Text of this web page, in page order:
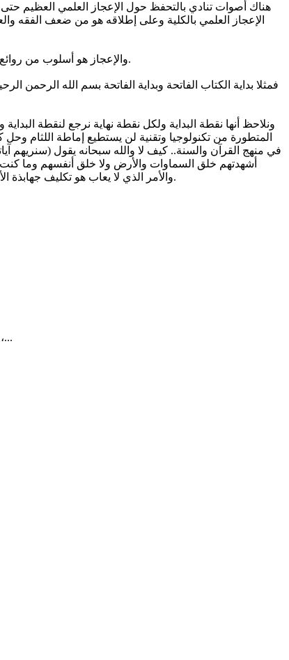
هناك أصوات تنادي بالتحفظ حول الإعجاز العلمي العظيم
الإعجاز العلمي بالكلية وعلى إطلاقه هو من ضعف الفقه
والإعجاز هو أسلوب من روائع التفكير في القرآن والآيات والربط بين كتاب الله المفتوح «الكون» وكتاب الله المحفوظ «القرآن» والفكر بداية النور والهدى. مثلما لكل شيء بداية.
فمثلا بداية الكتاب الفاتحة وبداية الفاتحة بسم الله الرحمن
ونلاحظ أنها نقطة البداية ولكل نقطة نهاية نرجع لنقطة
المتطورة من تكنولوجيا وتقنية لن يستطيع إماطة اللثام
في منهج القرآن والسنة.. كيف لا والله سبحانه يقول (سنريهم
أشهدتهم خلق السماوات والأرض ولا خلق أنفسهم وما كنت
والأمر الذي لا يعاب هو تكليف جهابذة الأمة من العلماء وأهل الألباب والرصانة، ووضع قواعد من البنى المنهجية والضوابط الشرعية، كذلك الدمج بالأصول والمراجع العلمية القديمة والثابتة.
عندما يخرج المريض من موعده الطبي، تصله أحياناً رسالة تسأله عن تجربته:هل كان الحصول على الموعد سهلاً، هل عامله الفريق الصحي باحترام،...